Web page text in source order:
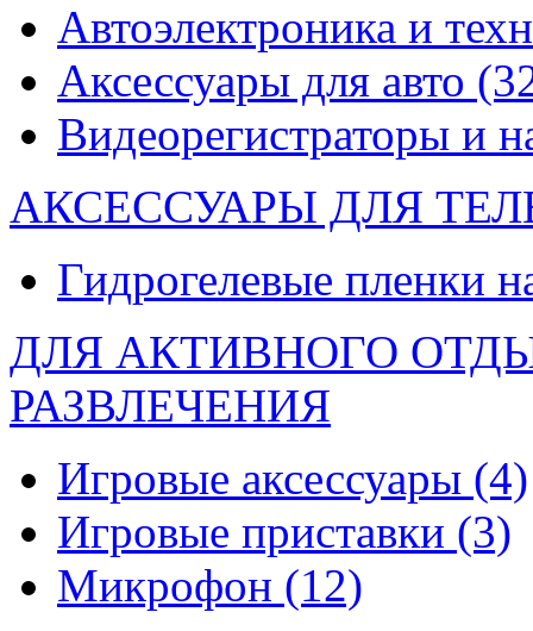
Автоэлектроника и
Аксессуары для авто
Видеорегистраторы и
АКСЕССУАРЫ ДЛЯ
Гидрогелевые пленки
ДЛЯ АКТИВНОГО
РАЗВЛЕЧЕНИЯ
Игровые аксессуары (4)
Игровые приставки (3)
Микрофон (12)